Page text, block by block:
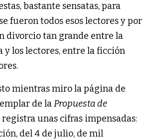
bastante sensatas, para
fueron todos esos lectores y por
divorcio tan grande entre la
los lectores, entre la ficción
mientras miro la página de
de laPropuesta de
unas cifras impensadas:
del 4 de julio, de mil